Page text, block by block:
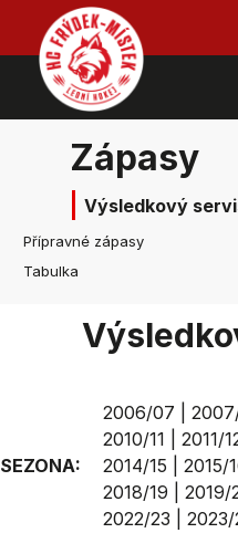
Zápasy
Výsledkový
Přípravné zápasy
Tabulka
SEZONA:
2006/07
2010/11
2011/
2014/15
2015/
2018/19
2019/
2022/23
2023/